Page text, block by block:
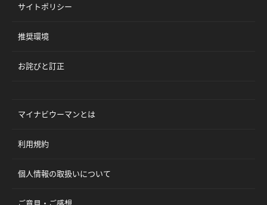
サイトポリシー
推奨環境
お詫びと訂正
マイナビウーマンとは
利用規約
個人情報の取扱いについて